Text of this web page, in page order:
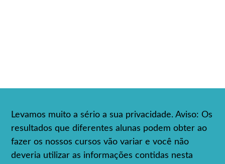
Levamos muito a sério a sua privacidade. Aviso: Os
resultados que diferentes alunas podem obter ao
fazer os nossos cursos vão variar e você não
deveria utilizar as informações contidas nesta